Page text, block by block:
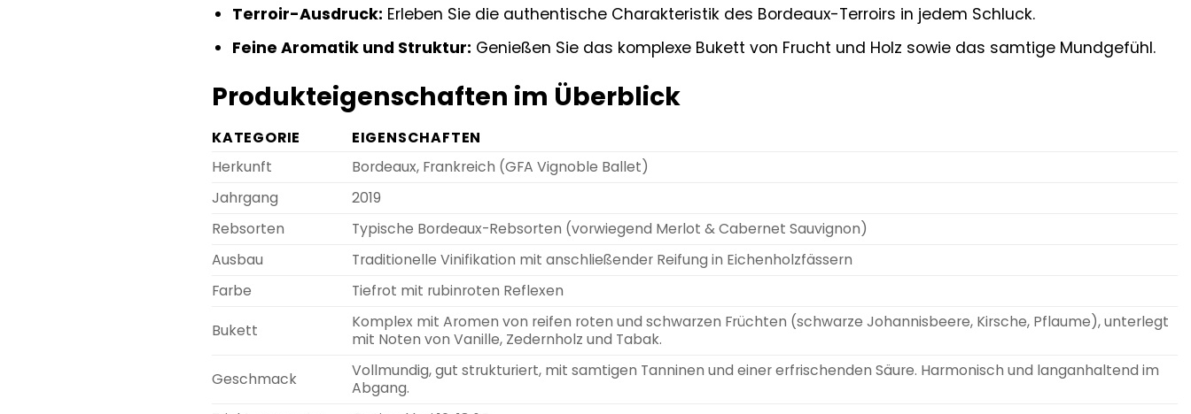
Terroir-Ausdruck: Erleben Sie die authentische Charakteristik des Bordeaux-Terroirs in jedem Schluck.
Feine Aromatik und Struktur: Genießen Sie das komplexe Bukett von Frucht und Holz sowie das samtige Mundgefühl.
Produkteigenschaften im Überblick
KATEGORIE
EIGENSCHAFTEN
Herkunft
Bordeaux, Frankreich (GFA Vignoble Ballet)
Jahrgang
2019
Rebsorten
Typische Bordeaux-Rebsorten (vorwiegend Merlot & Cabernet Sauvignon)
Ausbau
Traditionelle Vinifikation mit anschließender Reifung in Eichenholzfässern
Farbe
Tiefrot mit rubinroten Reflexen
Bukett
Komplex mit Aromen von reifen roten und schwarzen Früchten (schwarze Johannisbeere, Kirsche, Pflaume), unterlegt
mit Noten von Vanille, Zedernholz und Tabak.
Geschmack
Vollmundig, gut strukturiert, mit samtigen Tanninen und einer erfrischenden Säure. Harmonisch und langanhaltend im
Abgang.